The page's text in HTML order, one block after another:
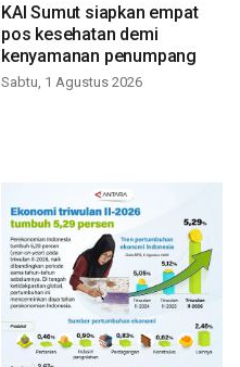
KAI Sumut siapkan empat
pos kesehatan demi
kenyamanan penumpang
Sabtu, 1 Agustus 2026